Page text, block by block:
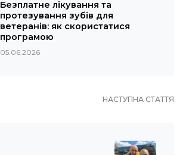
Безплатне лікування та
протезування зубів для
ветеранів: як скористатися
програмою
05.06.2026
НАСТУПНА СТАТТЯ